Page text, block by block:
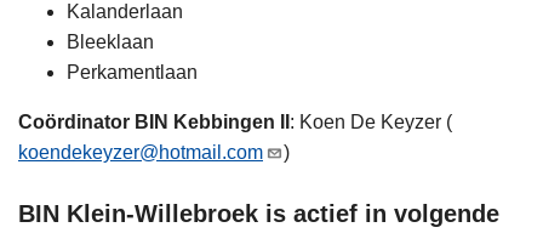
Kalanderlaan
Bleeklaan
Perkamentlaan
Coördinator BIN Kebbingen II : Koen De Keyzer (
koendekeyzer@hotmail.com
)
BIN Klein-Willebroek is actief in volgende